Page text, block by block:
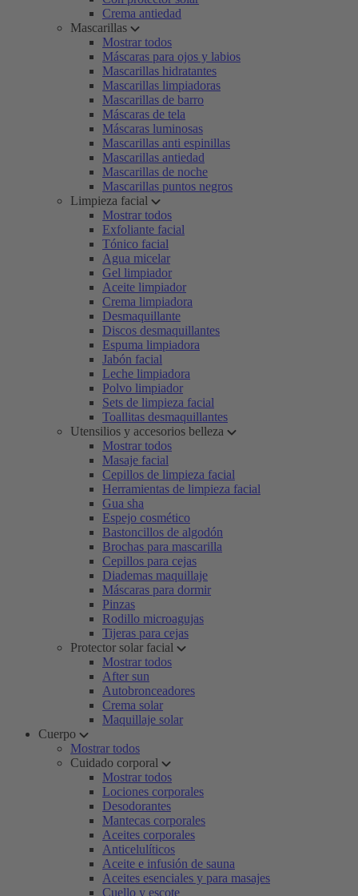
Crema antiedad
Mascarillas
Mostrar todos
Máscaras para ojos y labios
Mascarillas hidratantes
Mascarillas limpiadoras
Mascarillas de barro
Máscaras de tela
Máscaras luminosas
Mascarillas anti espinillas
Mascarillas antiedad
Mascarillas de noche
Mascarillas puntos negros
Limpieza facial
Mostrar todos
Exfoliante facial
Tónico facial
Agua micelar
Gel limpiador
Aceite limpiador
Crema limpiadora
Desmaquillante
Discos desmaquillantes
Espuma limpiadora
Jabón facial
Leche limpiadora
Polvo limpiador
Sets de limpieza facial
Toallitas desmaquillantes
Utensilios y accesorios belleza
Mostrar todos
Masaje facial
Cepillos de limpieza facial
Herramientas de limpieza facial
Gua sha
Espejo cosmético
Bastoncillos de algodón
Brochas para mascarilla
Cepillos para cejas
Diademas maquillaje
Máscaras para dormir
Pinzas
Rodillo microagujas
Tijeras para cejas
Protector solar facial
Mostrar todos
After sun
Autobronceadores
Crema solar
Maquillaje solar
Cuerpo
Mostrar todos
Cuidado corporal
Mostrar todos
Lociones corporales
Desodorantes
Mantecas corporales
Aceites corporales
Anticelulíticos
Aceite e infusión de sauna
Aceites esenciales y para masajes
Cuello y escote